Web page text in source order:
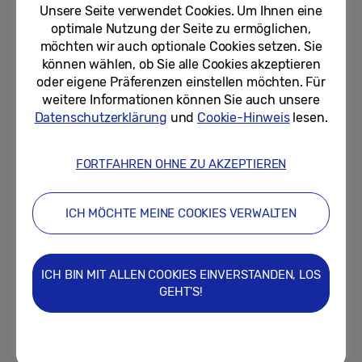
Sonderausgabe von The Frame
24/08/2023
Das BARBIE SmartThings
Dreamhouse: Samsung kündigt
Partnerschaft mit Warner...
Der Samsung 98-Zoll-QLED-TV
neuen Samsung Micro LED
Unsere Seite verwendet Cookies. Um Ihnen eine
optimale Nutzung der Seite zu ermöglichen,
möchten wir auch optionale Cookies setzen. Sie
können wählen, ob Sie alle Cookies akzeptieren
oder eigene Präferenzen einstellen möchten. Für
weitere Informationen können Sie auch unsere
Datenschutzerklärung und Cookie-Hinweislesen.
FORTFAHREN OHNE ZU AKZEPTIEREN
ICH MÖCHTE MEINE COOKIES VERWALTEN
ICH BIN MIT ALLEN COOKIES EINVERSTANDEN, LOS
GEHT'S!